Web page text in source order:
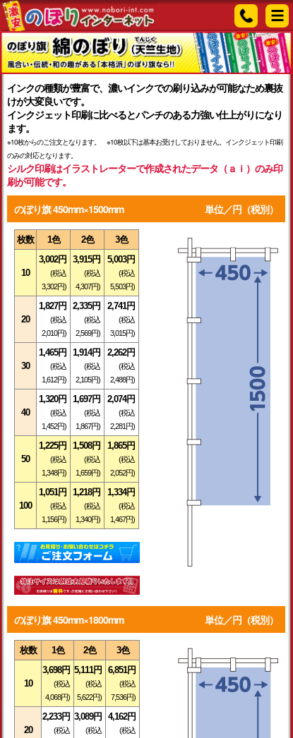
インクの種類が豊富で、濃いインクでの刷り込みが可能なため裏抜
けが大変良いです。
インクジェット印刷に比べるとパンチのある力強い仕上がりになり
ます。
※10枚からのご注文となります。 ※10枚以下は基本お受けしておりません。インクジェット印刷
のみの対応となります。
シルク印刷はイラストレーターで作成されたデータ（ａｉ）のみ印
刷が可能です。
のぼり旗 450mm×1500mm
単位／円（税別）
枚数 1色 2色 3色
10
3,002円
(税込
3,302円)
3,915円
(税込
4,307円)
5,003円
(税込
5,503円)
20
1,827円
(税込
2,010円)
2,335円
(税込
2,569円)
2,741円
(税込
3,015円)
30
1,465円
(税込
1,612円)
1,914円
(税込
2,105円)
2,262円
(税込
2,488円)
40
1,320円
(税込
1,452円)
1,697円
(税込
1,867円)
2,074円
(税込
2,281円)
50
1,225円
(税込
1,348円)
1,508円
(税込
1,659円)
1,865円
(税込
2,052円)
100
1,051円
(税込
1,156円)
1,218円
(税込
1,340円)
1,334円
(税込
1,467円)
のぼり旗 450mm×1800mm 単位／円（税別）
枚数 1色 2色 3色
10
3,698円
(税込
4,068円)
5,111円
(税込
5,622円)
6,851円
(税込
7,536円)
20
2,233円
(税込
3,089円
(税込
4,162円
(税込